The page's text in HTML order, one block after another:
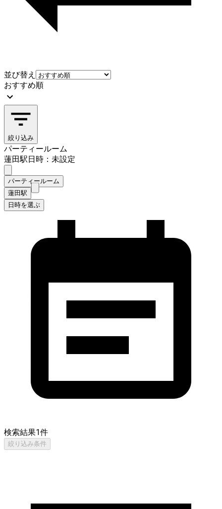
並び替え
おすすめ順
絞り込み
パーティールーム
蓮田駅日時：未設定
パーティールーム
蓮田駅
日時を選ぶ
検索結果1件
絞り込み条件